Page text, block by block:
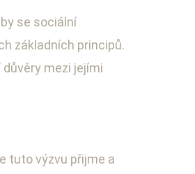
se sociální
základních principů.
mezi jejími
tuto výzvu přijme a